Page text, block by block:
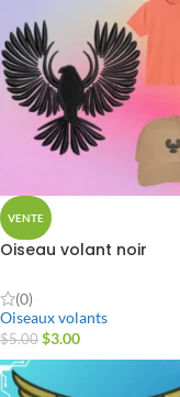
VENTE
Oiseau volant noir
(0)
Oiseaux volants
$5.00 $3.00